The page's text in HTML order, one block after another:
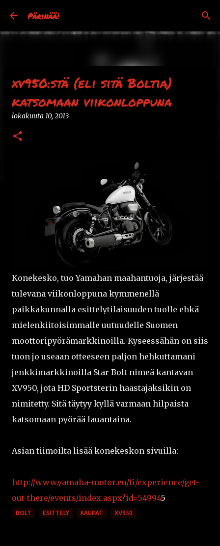
Pärinää!
xv950:stä (eli sitä Boltia)
katsomaan viikonloppuna
lokakuuta 10, 2013
Konekesko, tuo Yamahan maahantuoja, järjestää
tulevana viikonloppuna kymmenellä
paikkakunnalla esittelytilaisuuden tuolle ehkä
mielenkiitoisimmalle uutuudelle Suomen
moottoripyörämarkkinoilla. Kyseessähän on siis
tuon jo useaan otteeseen paljon hehkuttamani
jenkkimarkkinoilla Star Bolt nimeä kantavan
XV950, jota HD Sportsterin haastajaksikin on
nimitetty. Sitä täytyy kyllä varmaan hilpaista
katsomaan pyörää lauantaina.
Asian tiimoilta lisää konekeskon sivuilla:
http://www.yamaha-motor.eu/fi/experience/get-
out-there/events/index.aspx?id=549945
BOLT ESITTELY KAUPAT XV950